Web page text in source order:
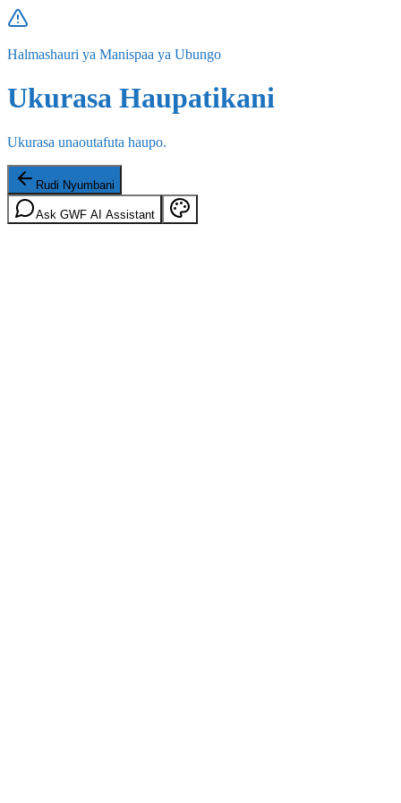
Halmashauri ya Manispaa ya Ubungo
Ukurasa Haupatikani
Ukurasa unaoutafuta haupo.
Rudi Nyumbani
Ask GWF AI Assistant